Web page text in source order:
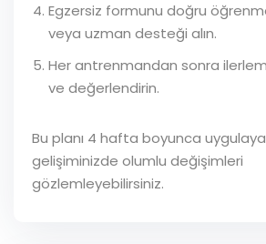
Egzersiz formunu doğru
veya uzman desteği alın.
Her antrenmandan sonra
ve değerlendirin.
Bu planı 4 hafta boyunca
gelişiminizde olumlu değişimleri
gözlemleyebilirsiniz.